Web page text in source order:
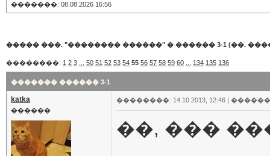
�������: 08.08.2026 16:56
����� ���. "�������� ������" � ������ 3-1 (��.
��������: 1 2 3 50 51 52 53 54 55 56 57 58 59 60 134 135 136
������� ������ 3-1
katka
������
��������: 14.10.2013, 12:46 |
��, ���